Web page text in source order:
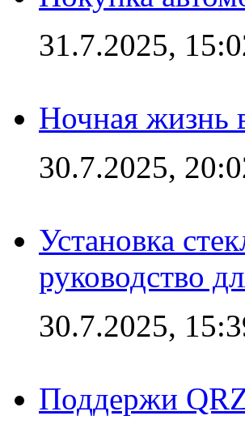
31.7.2025,
Ночная жизнь
30.7.2025,
Установка
руководство
30.7.2025,
Поддержи